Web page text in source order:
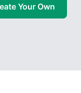
Your Own